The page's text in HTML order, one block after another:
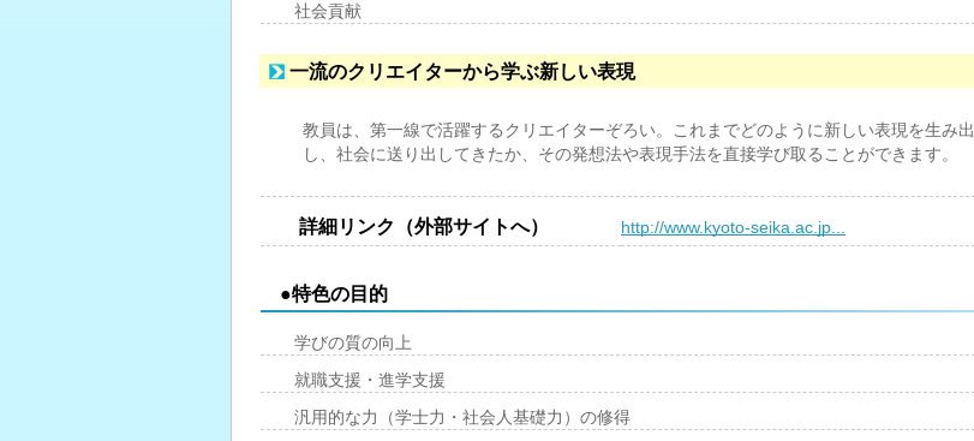
社会貢献
一流のクリエイターから学ぶ新しい表現
教員は、第一線で活躍するクリエイターぞろい。これまでどのように新しい表現を生み出
し、社会に送り出してきたか、その発想法や表現手法を直接学び取ることができます。
詳細リンク（外部サイトへ） http://www.kyoto-seika.ac.jp...
●特色の目的
学びの質の向上
就職支援・進学支援
汎用的な力（学士力・社会人基礎力）の修得